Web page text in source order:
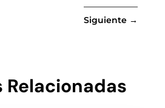
Siguiente →
Relacionadas